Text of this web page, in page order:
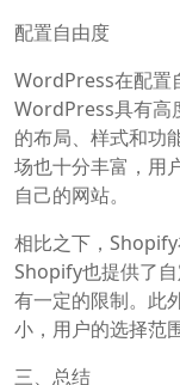
配置自由度
WordPress在配置
WordPress具有高
的布局、样式和功
场也十分丰富，用
自己的网站。
相比之下，
Shopify也提供了
有一定的限制。此
小，用户的选择范
三、总结